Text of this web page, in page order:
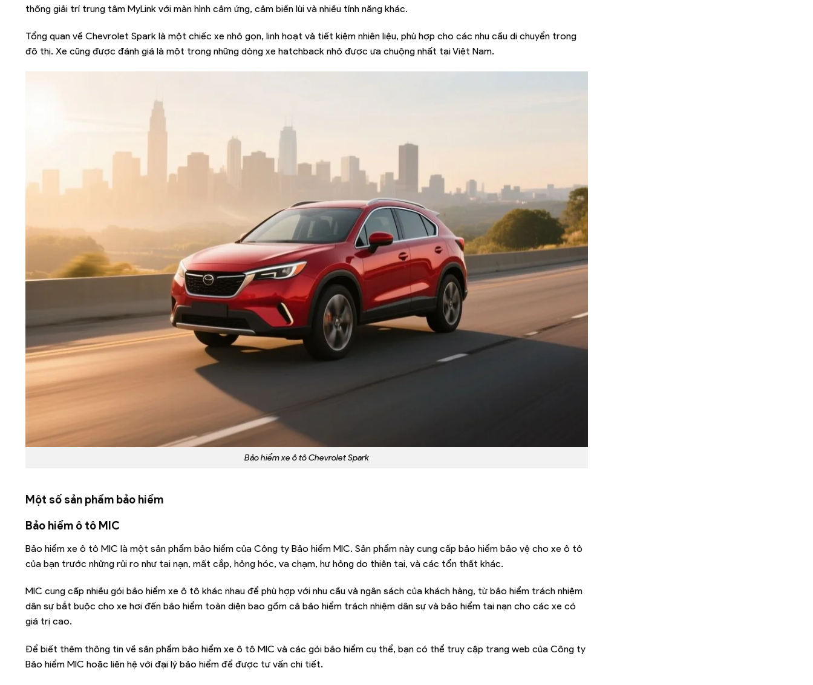
thống giải trí trung tâm MyLink với màn hình cảm ứng, cảm biến lùi và nhiều tính năng khác.
Tổng quan về Chevrolet Spark là một chiếc xe nhỏ gọn, linh hoạt và tiết kiệm nhiên liệu, phù hợp cho các nhu cầu di chuyển trong
đô thị. Xe cũng được đánh giá là một trong những dòng xe hatchback nhỏ được ưa chuộng nhất tại Việt Nam.
Bảo hiểm xe ô tô Chevrolet Spark
Một số sản phẩm bảo hiểm
Bảo hiểm ô tô MIC
Bảo hiểm xe ô tô MIC là một sản phẩm bảo hiểm của Công ty Bảo hiểm MIC. Sản phẩm này cung cấp bảo hiểm bảo vệ cho xe ô tô
của bạn trước những rủi ro như tai nạn, mất cắp, hỏng hóc, va chạm, hư hỏng do thiên tai, và các tổn thất khác.
MIC cung cấp nhiều gói bảo hiểm xe ô tô khác nhau để phù hợp với nhu cầu và ngân sách của khách hàng, từ bảo hiểm trách nhiệm
dân sự bắt buộc cho xe hơi đến bảo hiểm toàn diện bao gồm cả bảo hiểm trách nhiệm dân sự và bảo hiểm tai nạn cho các xe có
giá trị cao.
Để biết thêm thông tin về sản phẩm bảo hiểm xe ô tô MIC và các gói bảo hiểm cụ thể, bạn có thể truy cập trang web của Công ty
Bảo hiểm MIC hoặc liên hệ với đại lý bảo hiểm để được tư vấn chi tiết.